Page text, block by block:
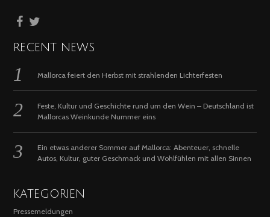
RECENT NEWS
Mallorca feiert den Herbst mit strahlenden Lichterfesten
Feste, Kultur und Geschichte rund um den Wein – Deutschland ist
Mallorcas Weinkunde Nummer eins
Ein etwas anderer Sommer auf Mallorca: Abenteuer, schnelle
Autos, Kultur, guter Geschmack und Wohlfühlen mit allen Sinnen
KATEGORIEN
Pressemeldungen